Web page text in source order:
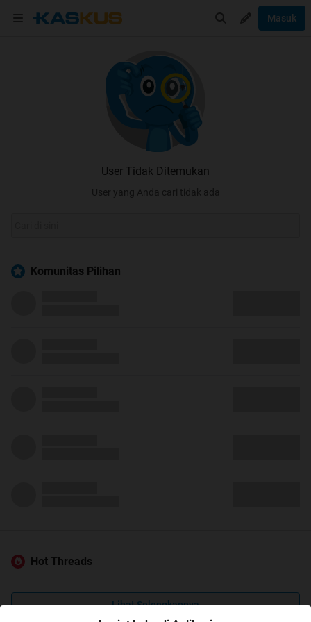
Masuk
User Tidak Ditemukan
User yang Anda cari tidak ada
Komunitas Pilihan
Hot Threads
Lihat Selengkapnya